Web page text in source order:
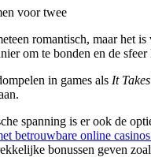
voor twee
romantisch, maar het
om te bonden en de
in games als It
spanning is er ook de
betrouwbare online
bonussen geven